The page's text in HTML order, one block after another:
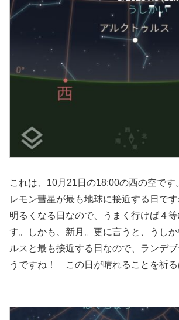
これは、10月21日の18:00の西の空です
レモン彗星が最も地球に接近する日で
明るくなる日なので、うまく行けば４
す。しかも、新月。更に言うと、うし
ルスと最も接近する日なので、ランデ
うですね！ この日が晴れることを祈る